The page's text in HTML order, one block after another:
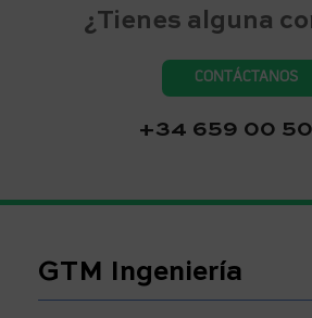
¿Tienes alguna
CONTÁCTANOS
+34 659 00
GTM Ingeniería